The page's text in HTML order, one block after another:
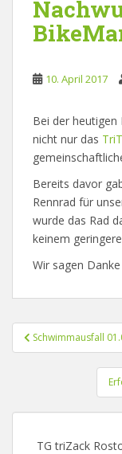
10. April 2017
Bei der heutigen
nicht nur das
Bereits davor
Rennrad für
wurde das Rad
keinem
Wir sagen Danke
Schwimmausfall
TG triZack